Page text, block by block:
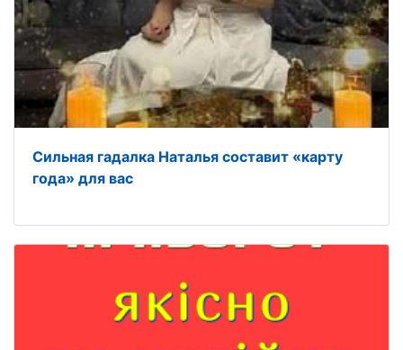
Сильная гадалка Наталья составит «карту
года» для вас